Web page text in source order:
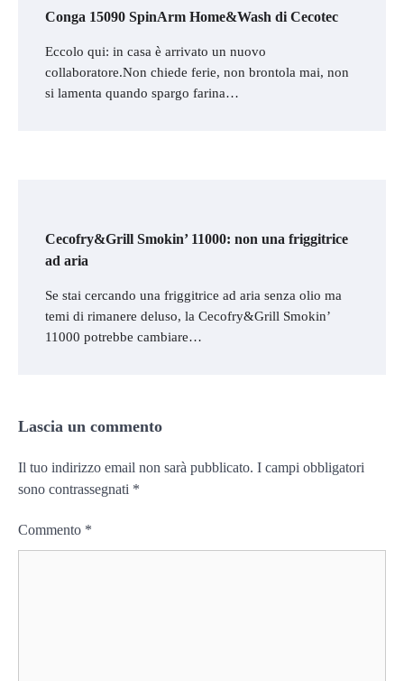
Conga 15090 SpinArm Home&Wash di Cecotec
Eccolo qui: in casa è arrivato un nuovo
collaboratore.Non chiede ferie, non brontola mai, non
si lamenta quando spargo farina…
Cecofry&Grill Smokin’ 11000: non una friggitrice
ad aria
Se stai cercando una friggitrice ad aria senza olio ma
temi di rimanere deluso, la Cecofry&Grill Smokin’
11000 potrebbe cambiare…
Lascia un commento
Il tuo indirizzo email non sarà pubblicato. I campi obbligatori
sono contrassegnati *
Commento *